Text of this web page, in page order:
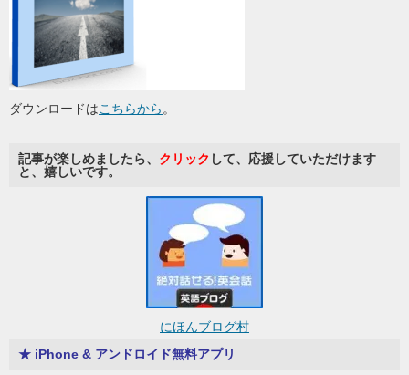
ダウンロードはこちらから 。
記事が楽しめましたら、 クリック して、応援していただけます
と、嬉しいです。
にほんブログ村
★ iPhone & アンドロイド無料アプリ